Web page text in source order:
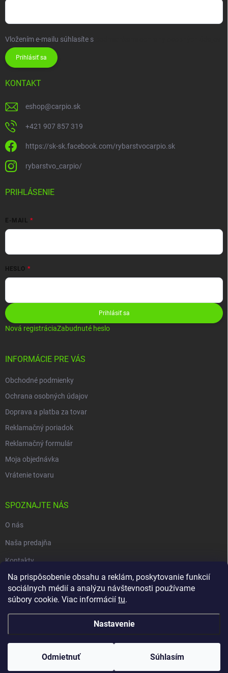
Na prispôsobenie obsahu a reklám, poskytovanie funkcií
sociálnych médií a analýzu návštevnosti používame
súbory cookie. Viac informácií tu.
Nastavenie
Odmietnuť Súhlasím
Vložením e-mailu súhlasíte s
Prihlásiť sa
KONTAKT
eshop@carpio.sk
+421 907 857 319
https://sk-sk.facebook.com/rybarstvocarpio.sk
rybarstvo_carpio/
PRIHLÁSENIE
E-MAIL
HESLO
Prihlásiť sa
Nová registráciaZabudnuté heslo
INFORMÁCIE PRE VÁS
Obchodné podmienky
Ochrana osobných údajov
Doprava a platba za tovar
Reklamačný poriadok
Reklamačný formulár
Moja objednávka
Vrátenie tovaru
SPOZNAJTE NÁS
O nás
Naša predajňa
Kontakty